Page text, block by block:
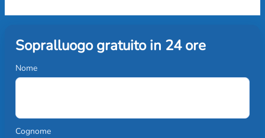
Sopralluogo gratuito in 24 ore
Nome
Cognome